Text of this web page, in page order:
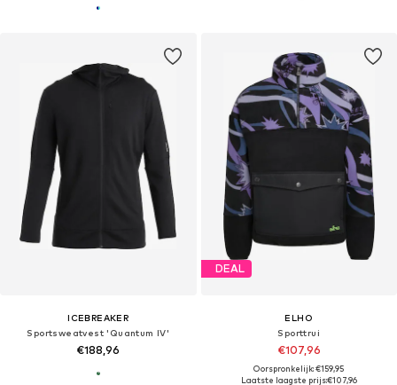
ICEBREAKER
Sportsweatvest 'Quantum IV'
€188,96
DEAL
ELHO
Sporttrui
€107,96
Oorspronkelijk: €159,95
Laatste laagste prijs:€107,96